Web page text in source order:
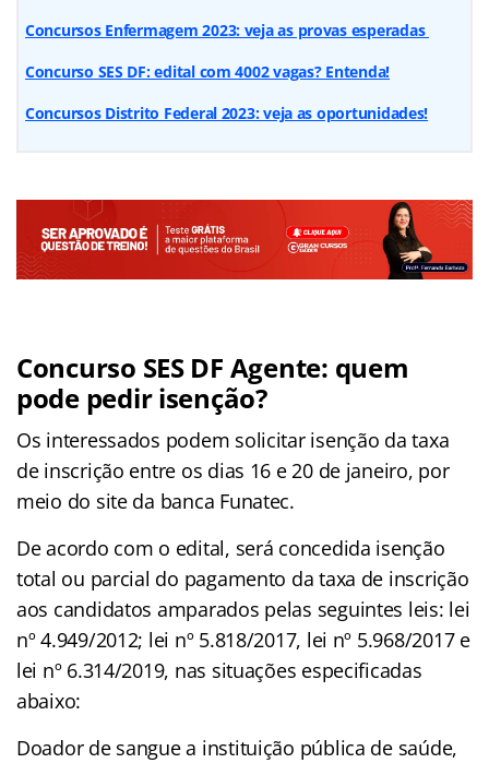
Concursos Enfermagem 2023: veja as provas esperadas
Concurso SES DF: edital com 4002 vagas? Entenda!
Concursos Distrito Federal 2023: veja as oportunidades!
Concurso SES DF Agente: quem
pode pedir isenção?
Os interessados podem solicitar isenção da taxa
de inscrição entre os dias 16 e 20 de janeiro, por
meio do site da banca Funatec.
De acordo com o edital, será concedida isenção
total ou parcial do pagamento da taxa de inscrição
aos candidatos amparados pelas seguintes leis: lei
nº 4.949/2012; lei nº 5.818/2017, lei nº 5.968/2017 e
lei nº 6.314/2019, nas situações especificadas
abaixo:
Doador de sangue a instituição pública de saúde,